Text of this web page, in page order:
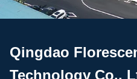
Qingdao
Technology Co.,